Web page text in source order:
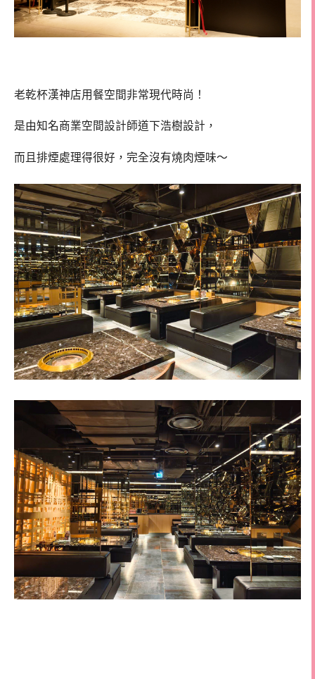
老乾杯漢神店用餐空間非常現代時尚！
是由知名商業空間設計師道下浩樹設計，
而且排煙處理得很好，完全沒有燒肉煙味～